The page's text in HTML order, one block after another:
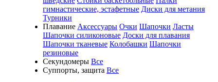
гимнастические, эстафетные Диски для метания
Турники
Плавание Аксессуары Очки Шапочки Ласты
Шапочки силиконовые Доски для плавания
Шапочки тканевые Колобашки Шапочки
резиновые
Секундомеры Все
Суппорты, защита Все